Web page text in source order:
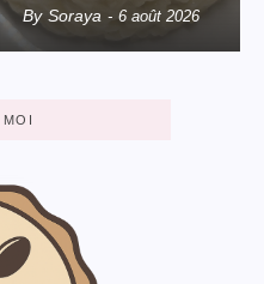
By Soraya - 6 août 2026